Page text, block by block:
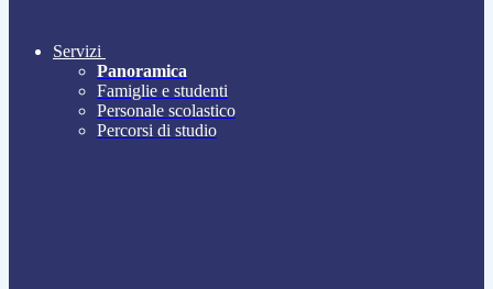
Servizi
Panoramica
Famiglie e studenti
Personale scolastico
Percorsi di studio